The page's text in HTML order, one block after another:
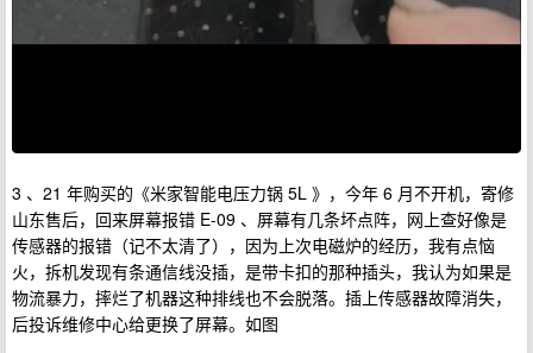
3 、21 年购买的《米家智能电压力锅 5L 》，今年 6 月不开机，寄修
山东售后，回来屏幕报错 E-09 、屏幕有几条坏点阵，网上查好像是
传感器的报错（记不太清了），因为上次电磁炉的经历，我有点恼
火，拆机发现有条通信线没插，是带卡扣的那种插头，我认为如果是
物流暴力，摔烂了机器这种排线也不会脱落。插上传感器故障消失，
后投诉维修中心给更换了屏幕。如图